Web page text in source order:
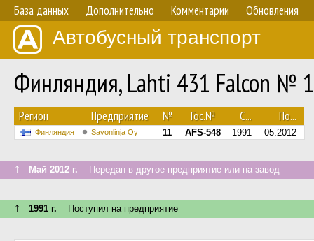
База данных Дополнительно Комментарии Обновления
Автобусный транспорт
Финляндия, Lahti 431 Falcon №
Регион Предприятие № Гос.№ С... По...
Финляндия Savonlinja Oy 11 AFS-548 1991 05.2012
↑ Май 2012 г. Передан в другое предприятие или на завод
↑ 1991 г. Поступил на предприятие